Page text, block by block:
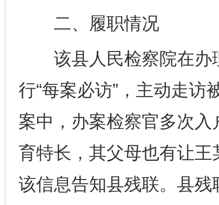
二、履职情况
该县人民检察院在办
行“每案必访”，主动走访
案中，办案检察官多次
育特长，其父母也有让
该信息告知县残联。县